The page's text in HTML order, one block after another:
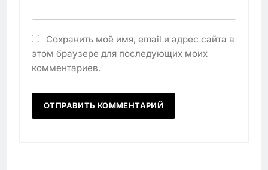
Сохранить моё имя, email и адрес сайта в
этом браузере для последующих моих
комментариев.